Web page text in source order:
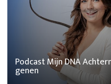
Podcast Mijn DNA
genen